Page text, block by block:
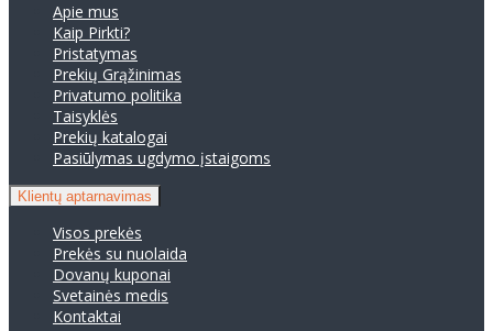
Apie mus
Kaip Pirkti?
Pristatymas
Prekių Grąžinimas
Privatumo politika
Taisyklės
Prekių katalogai
Pasiūlymas ugdymo įstaigoms
Klientų aptarnavimas
Visos prekės
Prekės su nuolaida
Dovanų kuponai
Svetainės medis
Kontaktai